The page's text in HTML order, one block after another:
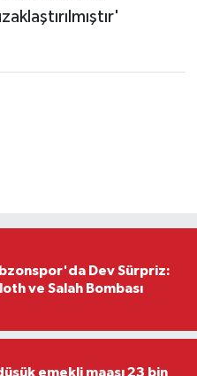
Dev Sürpriz:
ve Salah Bombası
emekli maaşı 23 bin